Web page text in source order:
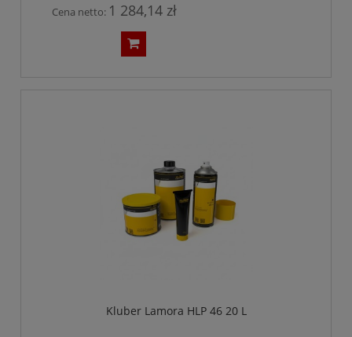
Cena netto: 1 284,14 zł
Kluber Lamora HLP 46 20 L